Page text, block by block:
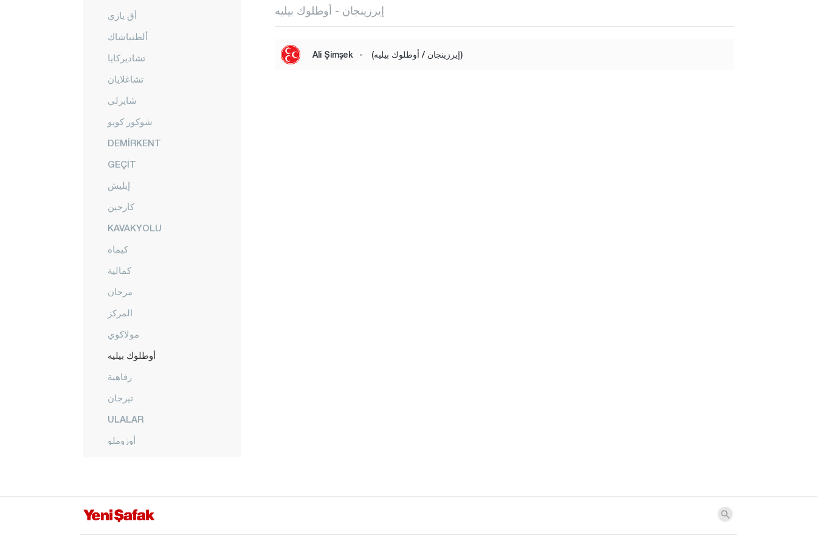
أق يازي
ألطنباشاك
تشاديركايا
تشاغلايان
شايرلي
شوكور كويو
DEMİRKENT
GEÇİT
إيليش
كارجين
KAVAKYOLU
كيماه
كمالية
مرجان
المركز
مولاكوي
أوطلوك بيليه
رفاهية
تيرجان
ULALAR
أوزوملو
أرضروم
إيرزينجان - أوطلوك بيليه
Ali Şimşek - (إيرزينجان / أوطلوك بيليه)